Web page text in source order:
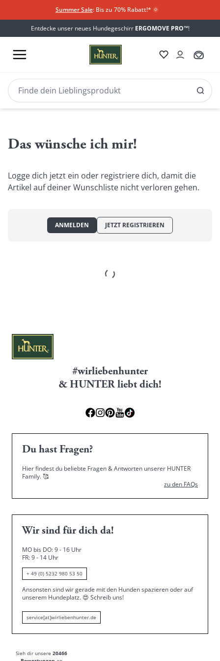
Summer Sale: Bis zu 70% Rabatt!* 🌞
Entdecke unser neues Hundegeschirr ERGOMOVE PRO™!
Das wünsche ich mir!
Logge dich jetzt ein oder registriere dich, damit die
Artikel auf deiner Wunschliste nicht verloren gehen.
ANMELDEN JETZT REGISTRIEREN
#wirliebenhunter
& HUNTER liebt dich!
Du hast Fragen?
Hier findest du beliebte Fragen & Antworten unserer HUNTER
Family.🥰
zu den FAQs
Wir sind für dich da!
MO bis DO: 9 - 16 Uhr
FR: 9 - 14 Uhr
+ 49 (0) 5232 980 53 50
Ansonsten sind wir gerade mit den Hunden spazieren oder auf
unserem Hundeplatz. 😍 Schreib uns!
service[at]wirliebenhunter.de
Sieh dir unsere 20466